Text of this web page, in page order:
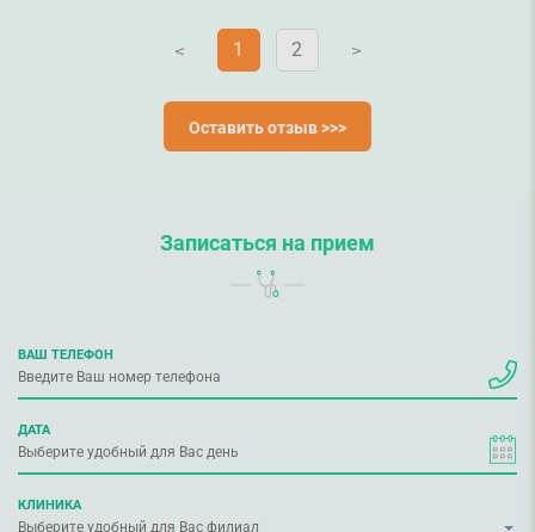
V 1 2 V
Оставить отзыв >>>
Записаться на прием
ВАШ ТЕЛЕФОН
ДАТА
КЛИНИКА